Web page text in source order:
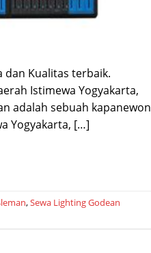
dan Kualitas terbaik.
Istimewa Yogyakarta,
adalah sebuah kapanewon
Yogyakarta, […]
,Sewa Lighting Godean